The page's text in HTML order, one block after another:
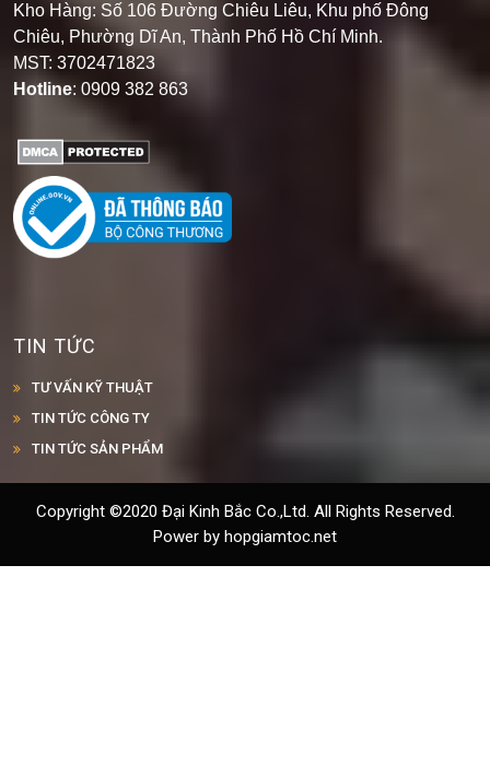
Kho Hàng: Số 106 Đường Chiêu Liêu, Khu phố Đông
Chiêu, Phường Dĩ An, Thành Phố Hồ Chí Minh.
MST: 3702471823
Hotline: 0909 382 863
TIN TỨC
TƯ VẤN KỸ THUẬT
TIN TỨC CÔNG TY
TIN TỨC SẢN PHẨM
Copyright ©2020 Đại Kinh Bắc Co.,Ltd. All Rights Reserved.
Power by hopgiamtoc.net